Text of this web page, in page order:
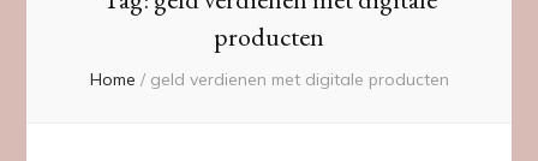
producten
Home / geld verdienen met digitale producten